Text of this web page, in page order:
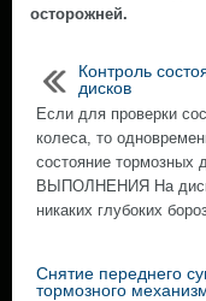
осторожней.
Контроль
дисков
Если для проверки
колеса, то
состояние
ВЫПОЛНЕНИЯ На
никаких глубоких
Снятие переднего
тормозного